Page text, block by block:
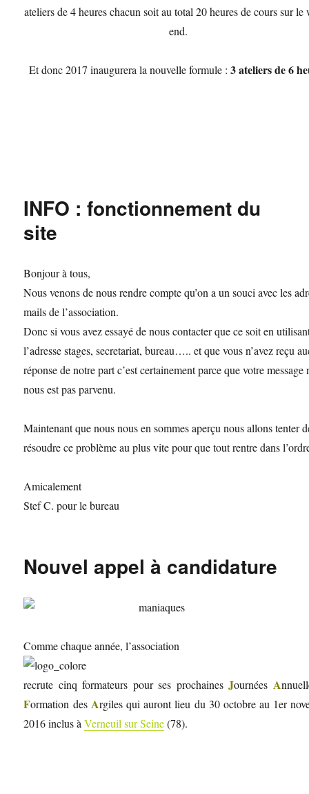
ateliers de 4 heures chacun soit au total 20 heures de cours sur le
end.
Et donc 2017 inaugurera la nouvelle formule :3 ateliers de 6
INFO : fonctionnement du
site
Bonjour à tous,
Nous venons de nous rendre compte qu’on a un souci avec les
mails de l’association.
Donc si vous avez essayé de nous contacter que ce soit en
l’adresse stages, secretariat, bureau….. et que vous n’avez reçu
réponse de notre part c’est certainement parce que votre message
nous est pas parvenu.
Maintenant que nous nous en sommes aperçu nous allons tenter
résoudre ce problème au plus vite pour que tout rentre dans
Amicalement
Stef C. pour le bureau
Nouvel appel à candidature
Comme chaque année, l’association
recrute cinq formateurs pour ses prochainesJournées A
Formation des Argiles qui auront lieu du 30 octobre au 1er
2016 inclus àVerneuil sur Seine(78).